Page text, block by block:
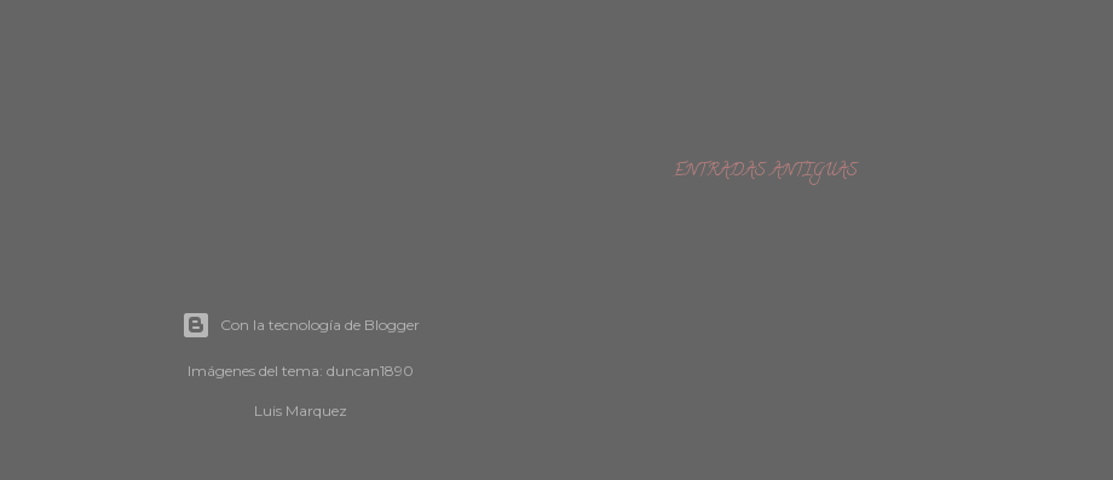
ENTRADAS ANTIGUAS
Con la tecnología de Blogger
Imágenes del tema: duncan1890
Luis Marquez